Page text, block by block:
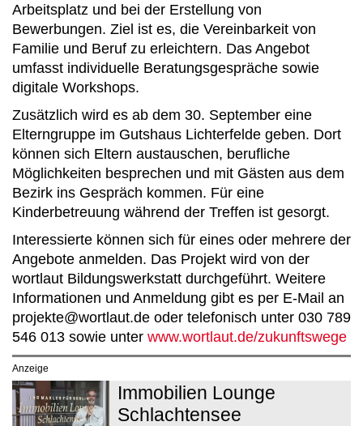
Arbeitsplatz und bei der Erstellung von
Bewerbungen. Ziel ist es, die Vereinbarkeit von
Familie und Beruf zu erleichtern. Das Angebot
umfasst individuelle Beratungsgespräche sowie
digitale Workshops.
Zusätzlich wird es ab dem 30. September eine
Elterngruppe im Gutshaus Lichterfelde geben. Dort
können sich Eltern austauschen, berufliche
Möglichkeiten besprechen und mit Gästen aus dem
Bezirk ins Gespräch kommen. Für eine
Kinderbetreuung während der Treffen ist gesorgt.
Interessierte können sich für eines oder mehrere der
Angebote anmelden. Das Projekt wird von der
wortlaut Bildungswerkstatt durchgeführt. Weitere
Informationen und Anmeldung gibt es per E-Mail an
projekte@wortlaut.de oder telefonisch unter 030 789
546 013 sowie unter www.wortlaut.de/zukunftswege
Anzeige
Immobilien Lounge
Schlachtensee